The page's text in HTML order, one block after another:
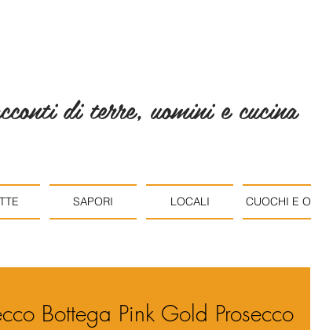
di terre, uomini e cucina
SAPORI LOCALI CUOCHI E
Bottega Pink Gold Prosecco